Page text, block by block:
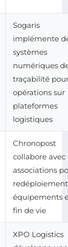
Sogaris
implémente
systèmes
numériques
traçabilité
opérations sur
plateformes
logistiques
Chronopost
collabore avec
associations
équipements
fin de vie
XPO Logistics